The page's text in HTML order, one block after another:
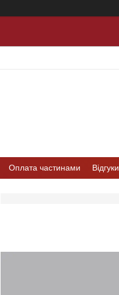
Оплата частинами Відгуки